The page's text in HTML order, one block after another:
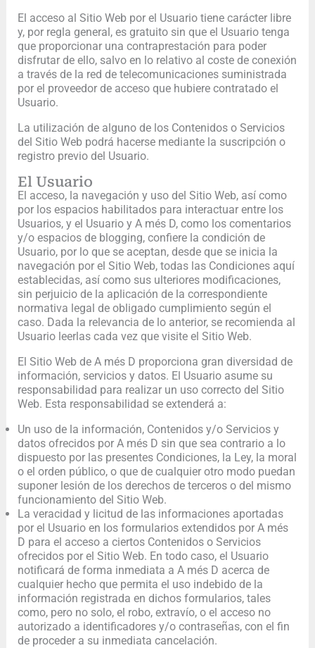
El acceso al Sitio Web por el Usuario tiene carácter libre
y, por regla general, es gratuito sin que el Usuario tenga
que proporcionar una contraprestación para poder
disfrutar de ello, salvo en lo relativo al coste de conexión
a través de la red de telecomunicaciones suministrada
por el proveedor de acceso que hubiere contratado el
Usuario.
La utilización de alguno de los Contenidos o Servicios
del Sitio Web podrá hacerse mediante la suscripción o
registro previo del Usuario.
El Usuario
El acceso, la navegación y uso del Sitio Web, así como
por los espacios habilitados para interactuar entre los
Usuarios, y el Usuario y A més D, como los comentarios
y/o espacios de blogging, confiere la condición de
Usuario, por lo que se aceptan, desde que se inicia la
navegación por el Sitio Web, todas las Condiciones aquí
establecidas, así como sus ulteriores modificaciones,
sin perjuicio de la aplicación de la correspondiente
normativa legal de obligado cumplimiento según el
caso. Dada la relevancia de lo anterior, se recomienda al
Usuario leerlas cada vez que visite el Sitio Web.
El Sitio Web de A més D proporciona gran diversidad de
información, servicios y datos. El Usuario asume su
responsabilidad para realizar un uso correcto del Sitio
Web. Esta responsabilidad se extenderá a:
Un uso de la información, Contenidos y/o Servicios y
datos ofrecidos por A més D sin que sea contrario a lo
dispuesto por las presentes Condiciones, la Ley, la moral
o el orden público, o que de cualquier otro modo puedan
suponer lesión de los derechos de terceros o del mismo
funcionamiento del Sitio Web.
La veracidad y licitud de las informaciones aportadas
por el Usuario en los formularios extendidos por A més
D para el acceso a ciertos Contenidos o Servicios
ofrecidos por el Sitio Web. En todo caso, el Usuario
notificará de forma inmediata a A més D acerca de
cualquier hecho que permita el uso indebido de la
información registrada en dichos formularios, tales
como, pero no solo, el robo, extravío, o el acceso no
autorizado a identificadores y/o contraseñas, con el fin
de proceder a su inmediata cancelación.